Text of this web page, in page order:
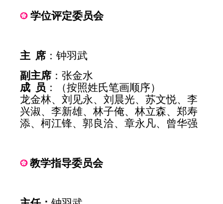
学位评定委员会
主 席 ：钟羽武
副主席 ：张金水
成 员 ：（按照姓氏笔画顺序）
龙金林、刘见永、刘晨光、苏文悦、李
兴淑、李新雄、林子俺、林立森、郑寿
添、柯江锋、郭良洽、章永凡、曾华强
教学指导委员会